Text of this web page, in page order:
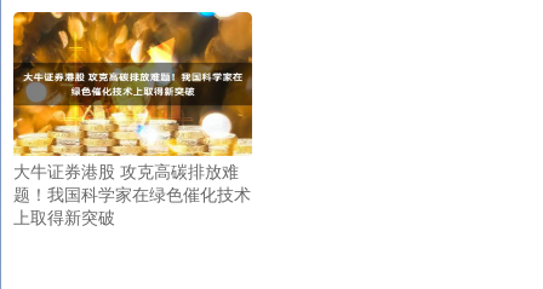
大牛证券港股 攻克高碳排放难
题！我国科学家在绿色催化技术
上取得新突破